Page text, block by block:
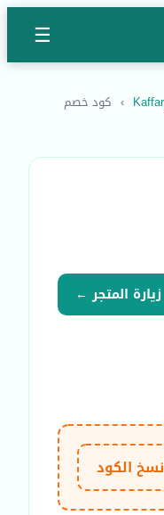
☰
› كود خصم
زيارة المتجر ←
نسخ الكود